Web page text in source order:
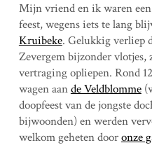
Mijn vriend en ik waren
feest, wegens iets te lang
Kruibeke. Gelukkig verliep
Zevergem bijzonder vlotjes,
vertraging opliepen. Rond
wagen aande Veldblomme
doopfeest van de jongste
bijwoonden) en werden
welkom geheten dooronze